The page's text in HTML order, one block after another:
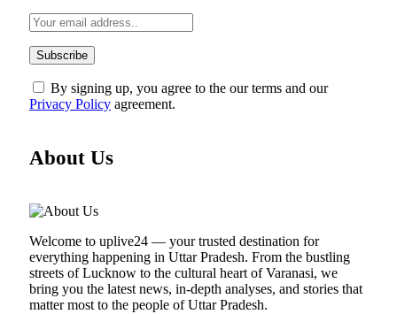
By signing up, you agree to the our terms and our
Privacy Policy agreement.
About Us
Welcome to uplive24 — your trusted destination for
everything happening in Uttar Pradesh. From the bustling
streets of Lucknow to the cultural heart of Varanasi, we
bring you the latest news, in-depth analyses, and stories that
matter most to the people of Uttar Pradesh.